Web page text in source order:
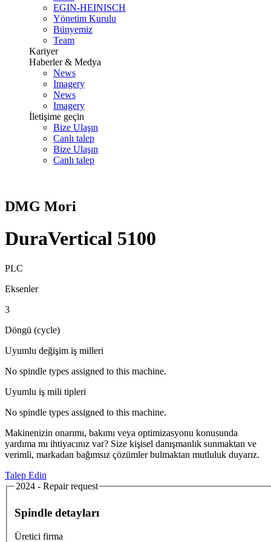
EGIN-HEINISCH
Yönetim Kurulu
Bünyemiz
Team
Kariyer
Haberler & Medya
News
Imagery
News
Imagery
İletişime geçin
Bize Ulaşın
Canlı talep
Bize Ulaşın
Canlı talep
DMG Mori
DuraVertical 5100
PLC
Eksenler
3
Döngü (cycle)
Uyumlu değişim iş milleri
No spindle types assigned to this machine.
Uyumlu iş mili tipleri
No spindle types assigned to this machine.
Makinenizin onarımı, bakımı veya optimizasyonu konusunda
yardıma mı ihtiyacınız var? Size kişisel danışmanlık sunmaktan ve
verimli, markadan bağımsız çözümler bulmaktan mutluluk duyarız.
Talep Edin
2024 - Repair request
Spindle detayları
Üretici firma